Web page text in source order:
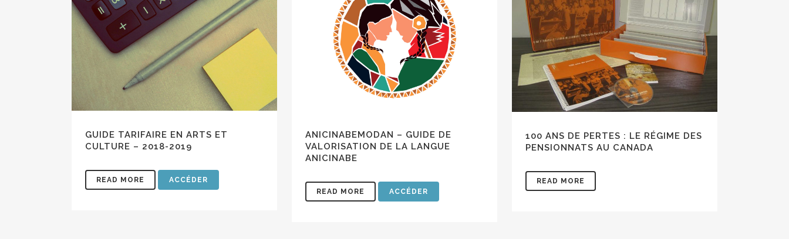
GUIDE TARIFAIRE EN ARTS ET
CULTURE – 2018-2019
READ MORE ACCÉDER
ANICINABEMODAN – GUIDE DE
VALORISATION DE LA LANGUE
ANICINABE
READ MORE ACCÉDER
100 ANS DE PERTES : LE RÉGIME DES
PENSIONNATS AU CANADA
READ MORE
Comme notre site est appelé à être bonifié dans les prochaines semaines, nous vous
invitons à nous faire part de vos commentaires et propositions via la section
Contact
Bonne visite!